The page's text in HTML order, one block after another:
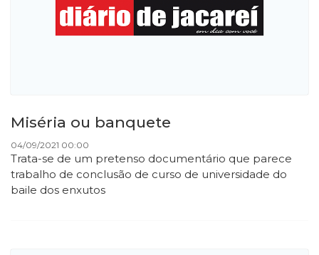
Miséria ou banquete
04/09/2021 00:00
Trata-se de um pretenso documentário que parece
trabalho de conclusão de curso de universidade do
baile dos enxutos